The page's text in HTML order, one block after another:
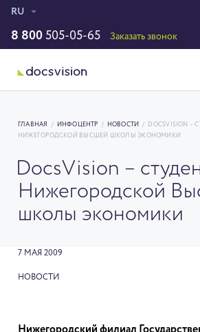
RU
8 800 505-05-65 Заказать звонок
ГЛАВНАЯ / ИНФОЦЕНТР / НОВОСТИ /
DOCSVISION –
НИЖЕГОРОДСКОЙ ВЫСШЕЙ ШКОЛЫ ЭКОНОМИКИ
DocsVision –
Нижегородской
школы экономики
7 МАЯ 2009
НОВОСТИ